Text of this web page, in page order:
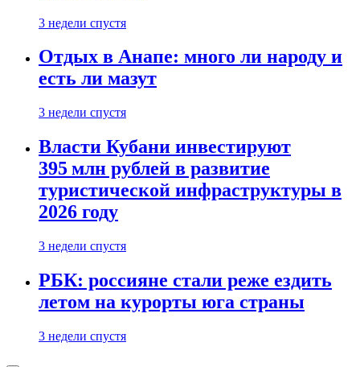
3 недели спустя
Отдых в Анапе: много ли народу и
есть ли мазут
3 недели спустя
Власти Кубани инвестируют
395 млн рублей в развитие
туристической инфраструктуры в
2026 году
3 недели спустя
РБК: россияне стали реже ездить
летом на курорты юга страны
3 недели спустя